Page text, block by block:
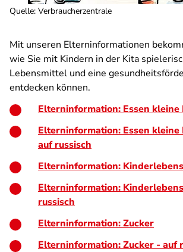
Quelle: Verbraucherzentrale
Mit unseren Elterninformationen
wie Sie mit Kindern in der Kita
Lebensmittel und eine
entdecken können.
Elterninformation: Essen
Elterninformation: Essen
auf russisch
Elterninformation:
Elterninformation:
russisch
Elterninformation: Zucker
Elterninformation: Zucker - auf